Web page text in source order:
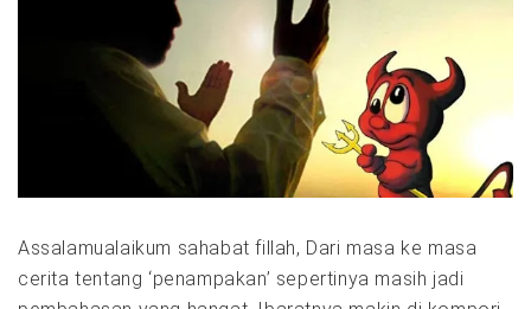
Assalamualaikum sahabat fillah, Dari masa ke masa
cerita tentang ‘penampakan’ sepertinya masih jadi